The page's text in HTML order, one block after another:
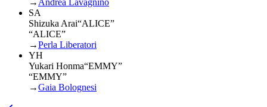
SA
Shizuka Arai“ALICE”
“ALICE”
→Perla Liberatori
YH
Yukari Honma“EMMY”
“EMMY”
→Gaia Bolognesi